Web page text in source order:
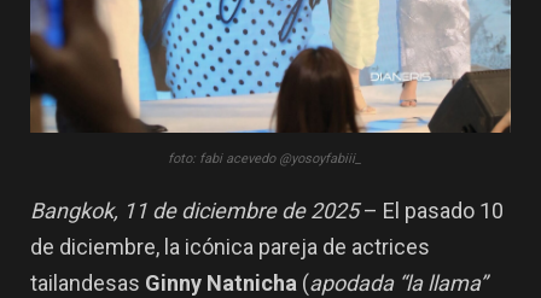
foto: fabi acevedo @yosoyfabiii_
Bangkok, 11 de diciembre de 2025– El pasado 10
de diciembre, la icónica pareja de actrices
tailandesas Ginny Natnicha (apodada “la llama”